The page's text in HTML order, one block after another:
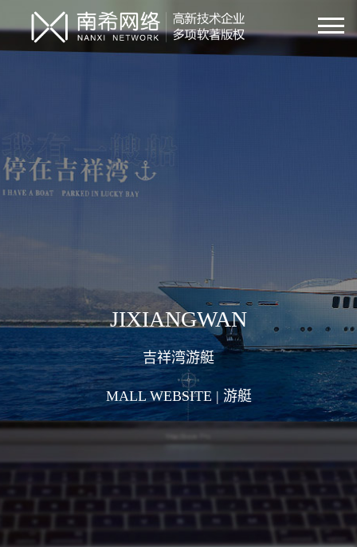
JIXIANGWAN
吉祥湾游艇
MALL WEBSITE | 游艇